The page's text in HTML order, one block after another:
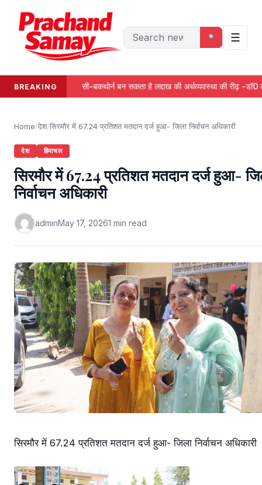
content
Search
for:
☰
BREAKINGसी-बकथोर्न बन सकता है लद्दाख की अर्थव्यवस्था की रीढ़ -डॉ0 तंवर
Home/देश/सिरमौर में 67.24 प्रतिशत मतदान दर्ज हुआ- जिला निर्वाचन अधिकारी
देश हिमाचल
सिरमौर में 67.24 प्रतिशत मतदान दर्ज हुआ-
निर्वाचन अधिकारी
adminMay 17, 20261 min read
सिरमौर में 67.24 प्रतिशत मतदान दर्ज हुआ- जिला निर्वाचन अधिकारी